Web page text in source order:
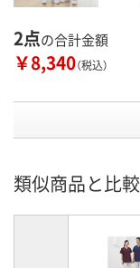
2点の合計金額
￥8,340（税込）
類似商品と比較